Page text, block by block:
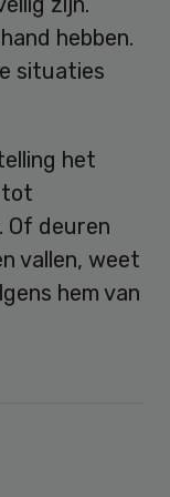
hebben.
situaties
het
tot
Of deuren
vallen, weet
hem van